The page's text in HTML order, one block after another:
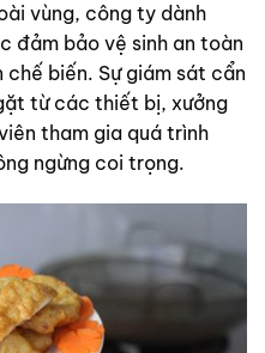
vùng, công ty dành
đảm bảo vệ sinh an toàn
biến. Sự giám sát cẩn
từ các thiết bị, xưởng
tham gia quá trình
ngừng coi trọng.